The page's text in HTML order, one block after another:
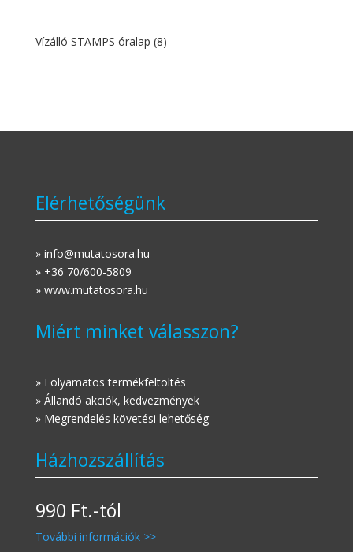
Vízálló STAMPS óralap (8)
Elérhetőségünk
» info@mutatosora.hu
» +36 70/600-5809
» www.mutatosora.hu
Miért minket válasszon?
» Folyamatos termékfeltöltés
» Állandó akciók, kedvezmények
» Megrendelés követési lehetőség
Házhozszállítás
990 Ft.-tól
További információk >>